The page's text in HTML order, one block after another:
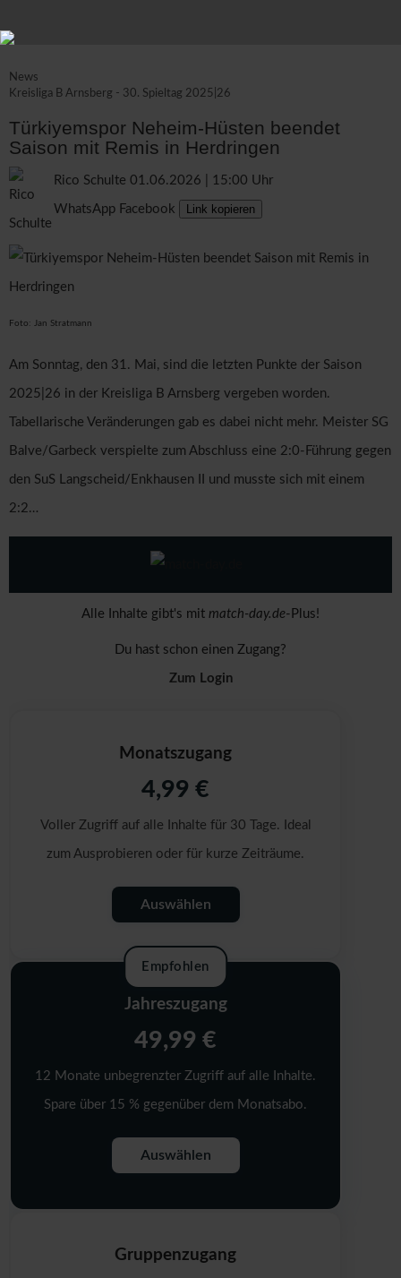
News
Kreisliga B Arnsberg - 30. Spieltag 2025|26
Türkiyemspor Neheim-Hüsten beendet
Saison mit Remis in Herdringen
Rico Schulte 01.06.2026 | 15:00 Uhr
WhatsApp Facebook Link kopieren
Foto: Jan Stratmann
Am Sonntag, den 31. Mai, sind die letzten Punkte der Saison
2025|26 in der Kreisliga B Arnsberg vergeben worden.
Tabellarische Veränderungen gab es dabei nicht mehr. Meister SG
Balve/Garbeck verspielte zum Abschluss eine 2:0-Führung gegen
den SuS Langscheid/Enkhausen II und musste sich mit einem
2:2…
Alle Inhalte gibt's mit match-day.de-Plus!
Du hast schon einen Zugang?
Zum Login
Monatszugang
4,99 €
Voller Zugriff auf alle Inhalte für 30 Tage. Ideal
zum Ausprobieren oder für kurze Zeiträume.
Auswählen
Empfohlen
Jahreszugang
49,99 €
12 Monate unbegrenzter Zugriff auf alle Inhalte.
Spare über 15 % gegenüber dem Monatsabo.
Auswählen
Gruppenzugang